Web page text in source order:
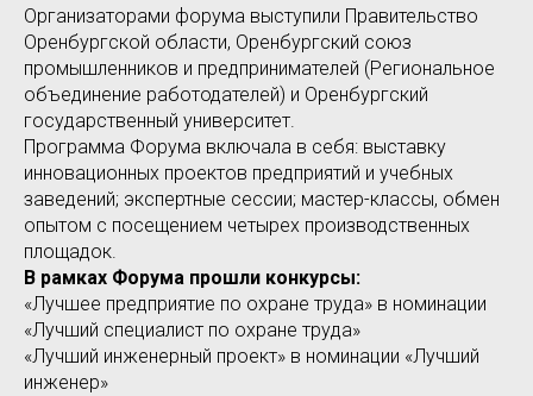
Организаторами форума выступили Правительство
Оренбургской области, Оренбургский союз
промышленников и предпринимателей (Региональное
объединение работодателей) и Оренбургский
государственный университет.
Программа Форума включала в себя: выставку
инновационных проектов предприятий и учебных
заведений; экспертные сессии; мастер-классы, обмен
опытом с посещением четырех производственных
площадок.
В рамках Форума прошли конкурсы:
«Лучшее предприятие по охране труда» в номинации
«Лучший специалист по охране труда»
«Лучший инженерный проект» в номинации «Лучший
инженер»